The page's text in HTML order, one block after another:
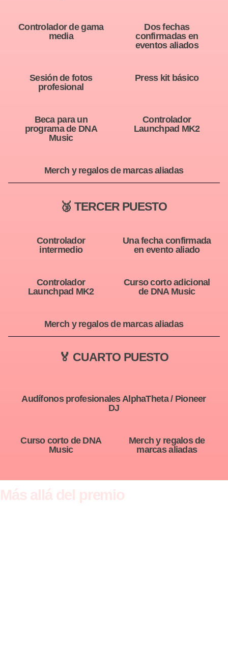
Controlador de gama
media
Dos fechas
confirmadas en
eventos aliados
Sesión de fotos
profesional
Press kit básico
Beca para un
programa de DNA
Music
Controlador
Launchpad MK2
Merch y regalos de marcas aliadas
🥉 TERCER PUESTO
Controlador
intermedio
Una fecha confirmada
en evento aliado
Controlador
Launchpad MK2
Curso corto adicional
de DNA Music
Merch y regalos de marcas aliadas
🏅 CUARTO PUESTO
Audífonos profesionales AlphaTheta / Pioneer
DJ
Curso corto de DNA
Music
Merch y regalos de
marcas aliadas
Más allá del premio